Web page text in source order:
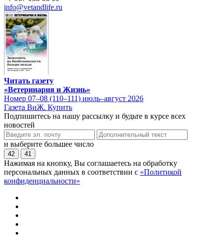
info@vetandlife.ru
Читать газету
«Ветеринария и Жизнь»
Номер 07–08 (110–111) июль–август 2026
Газета ВиЖ. Купить
Подпишитесь на нашу рассылку и будьте в курсе всех
новостей
и выберите большее число
42 41
Нажимая на кнопку, Вы соглашаетесь на обработку
персональных данных в соответствии с «Политикой
конфиденциальности»